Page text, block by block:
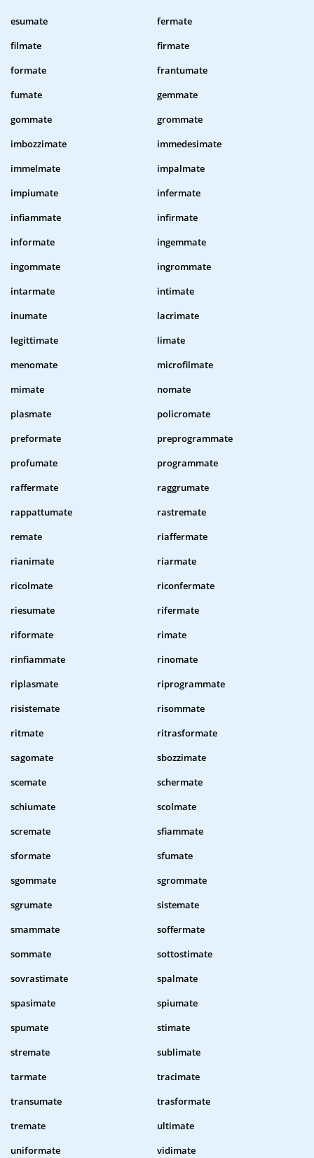
esumate
fermate
filmate
firmate
formate
frantumate
fumate
gemmate
gommate
grommate
imbozzimate
immedesimate
immelmate
impalmate
impiumate
infermate
infiammate
infirmate
informate
ingemmate
ingommate
ingrommate
intarmate
intimate
inumate
lacrimate
legittimate
limate
menomate
microfilmate
mimate
nomate
plasmate
policromate
preformate
preprogrammate
profumate
programmate
raffermate
raggrumate
rappattumate
rastremate
remate
riaffermate
rianimate
riarmate
ricolmate
riconfermate
riesumate
rifermate
riformate
rimate
rinfiammate
rinomate
riplasmate
riprogrammate
risistemate
risommate
ritmate
ritrasformate
sagomate
sbozzimate
scemate
schermate
schiumate
scolmate
scremate
sfiammate
sformate
sfumate
sgommate
sgrommate
sgrumate
sistemate
smammate
soffermate
sommate
sottostimate
sovrastimate
spalmate
spasimate
spiumate
spumate
stimate
stremate
sublimate
tarmate
tracimate
transumate
trasformate
tremate
ultimate
uniformate
vidimate